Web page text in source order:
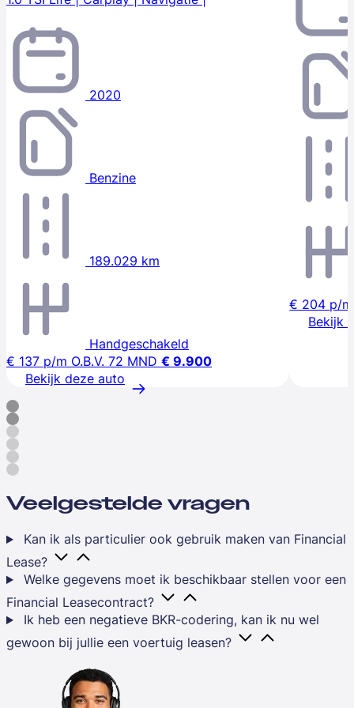
2020
Benzine
189.029 km
Handgeschakeld
€ 137 p/m O.B.V. 72 MND € 9.900
Bekijk deze auto
€ 204 p/m
Bekijk
Veelgestelde vragen
Kan ik als particulier ook gebruik maken van Financial
Lease?
Welke gegevens moet ik beschikbaar stellen voor een
Financial Leasecontract?
Ik heb een negatieve BKR-codering, kan ik nu wel
gewoon bij jullie een voertuig leasen?